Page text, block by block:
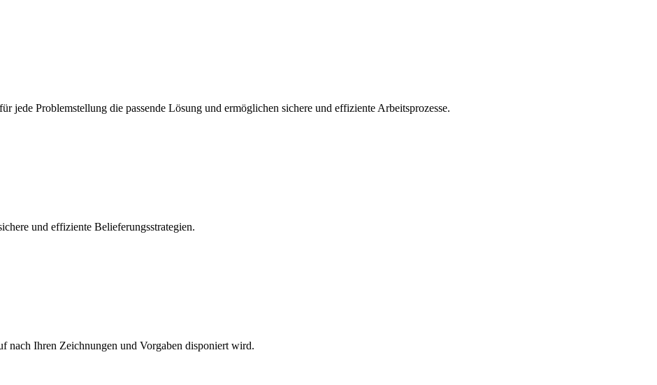
jede Problemstellung die passende Lösung und ermöglichen sichere und effiziente Arbeitsprozesse.
und effiziente Belieferungsstrategien.
nach Ihren Zeichnungen und Vorgaben disponiert wird.